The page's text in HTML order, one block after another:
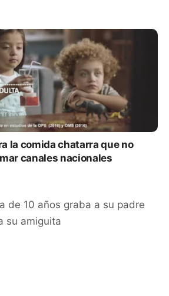
la comida chatarra que no
canales nacionales